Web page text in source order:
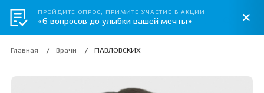
Главная Врачи ПАВЛОВСКИХ
ПРОЙДИТЕ ОПРОС, ПРИМИТЕ УЧАСТИЕ В АКЦИИ
«6 вопросов до улыбки вашей мечты»